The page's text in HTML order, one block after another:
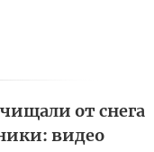
от снега
видео